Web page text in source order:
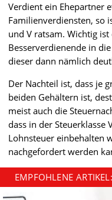
Verdient ein Ehepartner
Familienverdiensten, so
und V ratsam. Wichtig
Besserverdienende in
dieser dann nämlich
Der Nachteil ist, dass je
beiden Gehältern ist,
meist auch die
dass in der Steuerklasse
Lohnsteuer einbehalten
nachgefordert werden
EMPFOHLENE ARTIKEL: